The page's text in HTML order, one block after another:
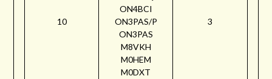
10
ON4BCI
ON3PAS/P
ON3PAS
M8VKH
M0HEM
M0DXT
3